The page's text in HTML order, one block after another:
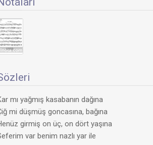
mı yağmış kasabanın dağına
mi düşmüş goncasına, bağına
girmiş on üç, on dört yaşına
var benim nazlı yar ile